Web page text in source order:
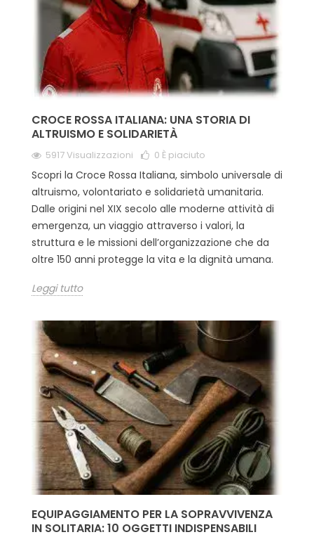
CROCE ROSSA ITALIANA: UNA STORIA DI
ALTRUISMO E SOLIDARIETÀ
5917 Visualizzazioni 0 È piaciuto
Scopri la Croce Rossa Italiana, simbolo universale di
altruismo, volontariato e solidarietà umanitaria.
Dalle origini nel XIX secolo alle moderne attività di
emergenza, un viaggio attraverso i valori, la
struttura e le missioni dell’organizzazione che da
oltre 150 anni protegge la vita e la dignità umana.
Leggi tutto
EQUIPAGGIAMENTO PER LA SOPRAVVIVENZA
IN SOLITARIA: 10 OGGETTI INDISPENSABILI